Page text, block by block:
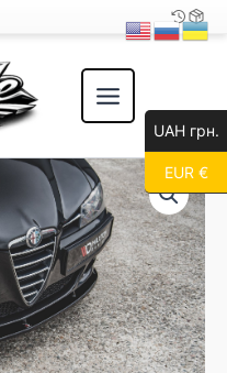
UAH грн.
EUR €